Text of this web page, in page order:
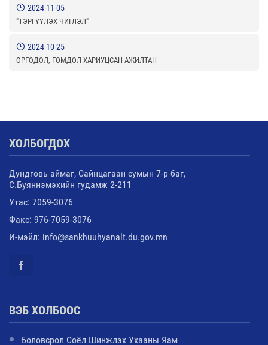
2024-11-05
"ТЭРГҮҮЛЭХ ЧИГЛЭЛ"
2024-10-25
ӨРГӨДӨЛ, ГОМДОЛ ХАРИУЦСАН АЖИЛТАН
ХОЛБОГДОХ
Дундговь аймаг, Сайнцагаан сумын 7-р баг,
С.Буяннэмэхийн гудамж 2-211
Утас: 7059-3076
Факс: 976-7059-3076
И-мэйл: info@sankhuuhyanalt.du.gov.mn
ВЭБ ХОЛБООС
Боловсрол Соёл Шинжлэх Ухааны Яам